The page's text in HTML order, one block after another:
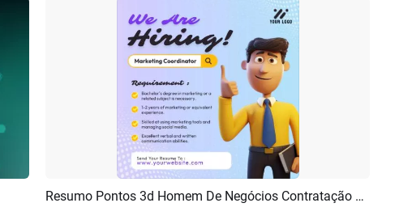
Pré-visualizar Personalizar Resumo Pontos 3d Homem De Negócios Contratação Requisito Linkedin Promo Ad Post